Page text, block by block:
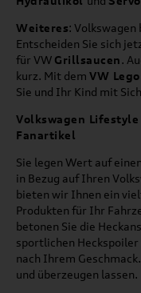
Weiteres:
Entscheiden Sie sich
für VW Grillsaucen.
kurz. Mit dem VW
Sie und Ihr Kind mit
Volkswagen
Fanartikel
Sie legen Wert auf
in Bezug auf Ihren
bieten wir Ihnen ein
Produkten für Ihr
betonen Sie die
sportlichen
nach Ihrem
und überzeugen lassen.